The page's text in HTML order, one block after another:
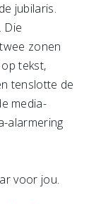
jubilaris.
Die
zonen
tekst,
tenslotte de
media-
alarmering
voor jou.